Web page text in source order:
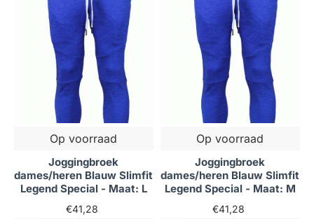
Op voorraad
Joggingbroek
dames/heren Blauw Slimfit
Legend Special - Maat: L
€41,28
Op voorraad
Joggingbroek
dames/heren Blauw Slimfit
Legend Special - Maat: M
€41,28